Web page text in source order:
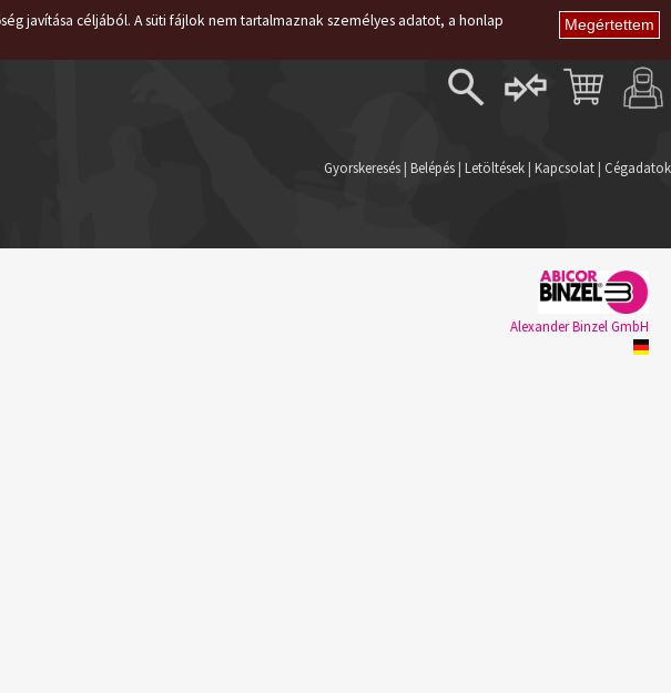
javítása céljából. A süti fájlok nem tartalmaznak személyes adatot, a honlap
Regisztráció
Gyorskeresés | Belépés | Letöltések | Kapcsolat | Cégadatok
Alexander Binzel GmbH